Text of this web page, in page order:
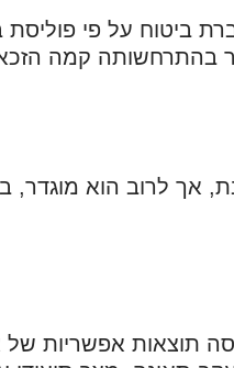
ביטוח על פי
בהתרחשותה קמה
אך לרוב הוא
תוצאות אפשריות